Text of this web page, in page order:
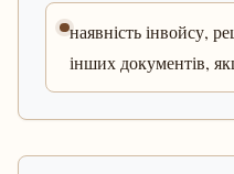
наявність інвойсу,
інших документів,